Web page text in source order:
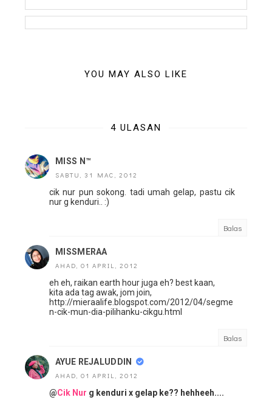
YOU MAY ALSO LIKE
4 ULASAN
MISS N™
SABTU, 31 MAC, 2012
cik nur pun sokong. tadi umah gelap, pastu cik
nur g kenduri.. :)
Balas
MISSMERAA
AHAD, 01 APRIL, 2012
eh eh, raikan earth hour juga eh? best kaan,
kita ada tag awak, jom join,
http://mieraalife.blogspot.com/2012/04/segme
n-cik-mun-dia-pilihanku-cikgu.html
Balas
AYUE REJALUDDIN
AHAD, 01 APRIL, 2012
@Cik Nur g kenduri x gelap ke?? hehheeh....